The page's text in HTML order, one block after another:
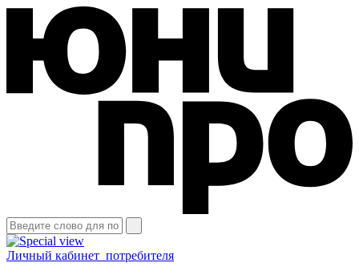
Личный кабинет потребителя